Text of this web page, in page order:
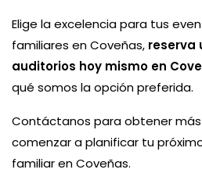
Elige la excelencia para tus
familiares en Coveñas, reserva
auditorios hoy mismo en
qué somos la opción preferida.
Contáctanos para obtener
comenzar a planificar tu
familiar en Coveñas.